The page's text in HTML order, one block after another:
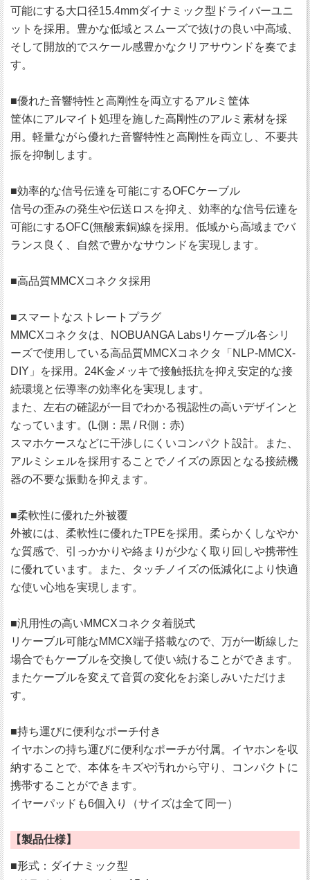
可能にする大口径15.4mmダイナミック型ドライバーユニ
ットを採用。豊かな低域とスムーズで抜けの良い中高域、
そして開放的でスケール感豊かなクリアサウンドを奏でま
す。
■優れた音響特性と高剛性を両立するアルミ筐体
筐体にアルマイト処理を施した高剛性のアルミ素材を採
用。軽量ながら優れた音響特性と高剛性を両立し、不要共
振を抑制します。
■効率的な信号伝達を可能にするOFCケーブル
信号の歪みの発生や伝送ロスを抑え、効率的な信号伝達を
可能にするOFC(無酸素銅)線を採用。低域から高域までバ
ランス良く、自然で豊かなサウンドを実現します。
■高品質MMCXコネクタ採用
■スマートなストレートプラグ
MMCXコネクタは、NOBUANGA Labsリケーブル各シリ
ーズで使用している高品質MMCXコネクタ「NLP-MMCX-
DIY」を採用。24K金メッキで接触抵抗を抑え安定的な接
続環境と伝導率の効率化を実現します。
また、左右の確認が一目でわかる視認性の高いデザインと
なっています。(L側：黒 / R側：赤)
スマホケースなどに干渉しにくいコンパクト設計。また、
アルミシェルを採用することでノイズの原因となる接続機
器の不要な振動を抑えます。
■柔軟性に優れた外被覆
外被には、柔軟性に優れたTPEを採用。柔らかくしなやか
な質感で、引っかかりや絡まりが少なく取り回しや携帯性
に優れています。また、タッチノイズの低減化により快適
な使い心地を実現します。
■汎用性の高いMMCXコネクタ着脱式
リケーブル可能なMMCX端子搭載なので、万が一断線した
場合でもケーブルを交換して使い続けることができます。
またケーブルを変えて音質の変化をお楽しみいただけま
す。
■持ち運びに便利なポーチ付き
イヤホンの持ち運びに便利なポーチが付属。イヤホンを収
納することで、本体をキズや汚れから守り、コンパクトに
携帯することができます。
イヤーパッドも6個入り（サイズは全て同一）
【製品仕様】
■形式：ダイナミック型